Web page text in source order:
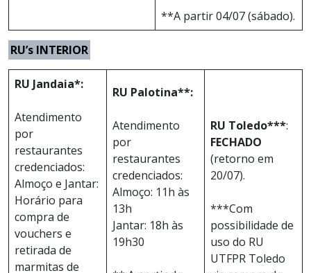
**A partir 04/07 (sábado).
RU’s INTERIOR
RU Jandaia*:
Atendimento
por
restaurantes
credenciados:
Almoço e Jantar:
Horário para
compra de
vouchers e
retirada de
marmitas de
RU Palotina**:
Atendimento
por
restaurantes
credenciados:
Almoço: 11h às
13h
Jantar: 18h às
19h30
RU Toledo***:
FECHADO
(retorno em
20/07).
***Com
possibilidade de
uso do RU
UTFPR Toledo